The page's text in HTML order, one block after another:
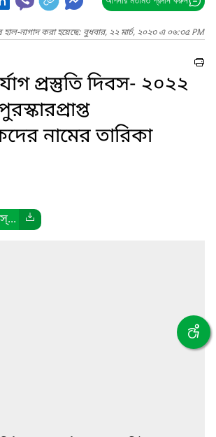
হাল-নাগাদ করা হয়েছে: বুধবার, ২২ মার্চ, ২০২৩ এ ০৬:৩৫ PM
প্রস্তুতি দিবস- ২০২২
নামের তারিকা